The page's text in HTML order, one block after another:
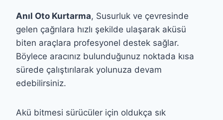
Anıl Oto Kurtarma, Susurluk ve çevresinde
gelen çağrılara hızlı şekilde ulaşarak aküsü
biten araçlara profesyonel destek sağlar.
Böylece aracınız bulunduğunuz noktada kısa
sürede çalıştırılarak yolunuza devam
edebilirsiniz.
Akü bitmesi sürücüler için oldukça sık